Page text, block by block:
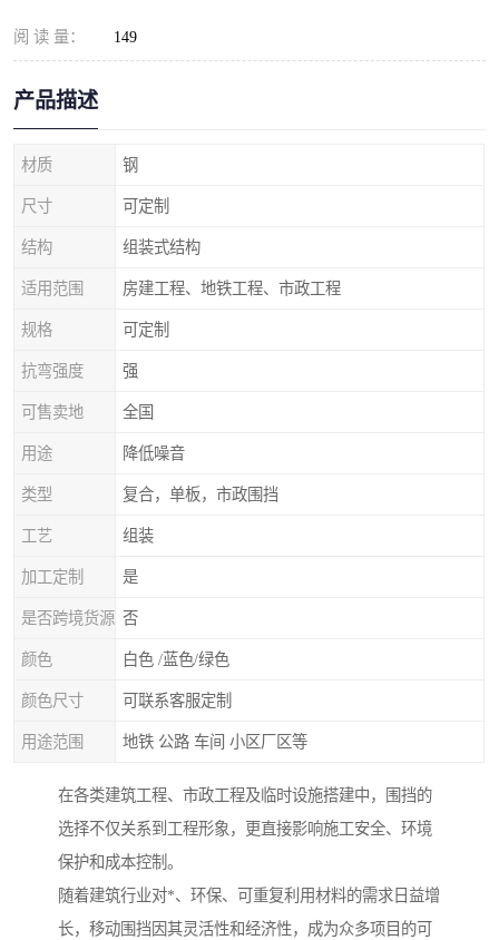
阅 读 量： 149
产品描述
材质 钢
尺寸 可定制
结构 组装式结构
适用范围 房建工程、地铁工程、市政工程
规格 可定制
抗弯强度 强
可售卖地 全国
用途 降低噪音
类型 复合，单板，市政围挡
工艺 组装
加工定制 是
是否跨境货源 否
颜色 白色 /蓝色/绿色
颜色尺寸 可联系客服定制
用途范围 地铁 公路 车间 小区厂区等
在各类建筑工程、市政工程及临时设施搭建中，围挡的
选择不仅关系到工程形象，更直接影响施工安全、环境
保护和成本控制。
随着建筑行业对*、环保、可重复利用材料的需求日益增
长，移动围挡因其灵活性和经济性，成为众多项目的可